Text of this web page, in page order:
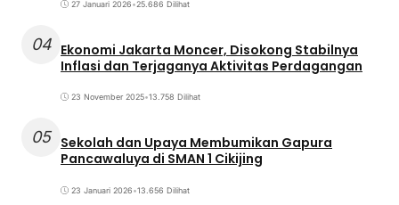
27 Januari 2026•25.686 Dilihat
04 Ekonomi Jakarta Moncer, Disokong Stabilnya
Inflasi dan Terjaganya Aktivitas Perdagangan
23 November 2025•13.758 Dilihat
05 Sekolah dan Upaya Membumikan Gapura
Pancawaluya di SMAN 1 Cikijing
23 Januari 2026•13.656 Dilihat